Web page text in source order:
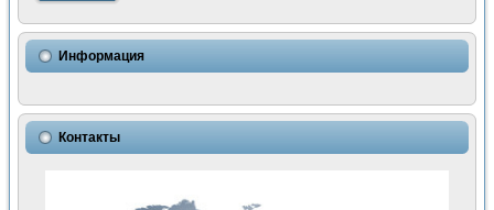
Использование NI LabVIEW для математического
Исследовние возможности создания измерителя ВАХ
Математическое моделирование генератора сигналов -
Применение осциллографического модуля с высоким
Симуляция отклика импульсного радиолокационного
Автоматизация формирования уравнений состояния для
Разработка автоматизированного стенда для измерения
Информация
Контакты